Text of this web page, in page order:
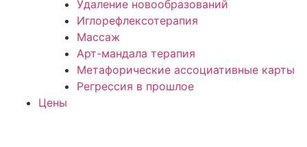
Удаление новообразований
Иглорефлексотерапия
Массаж
Арт-мандала терапия
Метафорические ассоциативные карты
Регрессия в прошлое
Цены